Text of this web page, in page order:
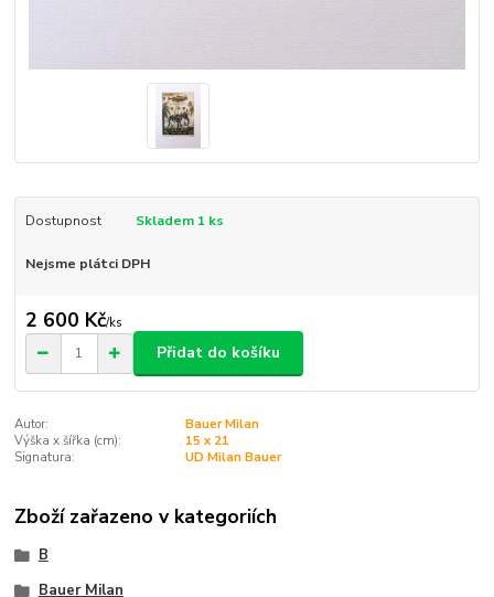
Dostupnost Skladem 1 ks
Nejsme plátci DPH
2 600 Kč/ks
Přidat do košíku
Autor:
Bauer Milan
Výška x šířka (cm):
15 x 21
Signatura:
UD Milan Bauer
Zboží zařazeno v kategoriích
B
Bauer Milan